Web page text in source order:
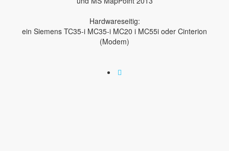
Hardwareseitig:
ein Siemens TC35-i MC35-i MC20 i MC55i oder Cinterion
(Modem)